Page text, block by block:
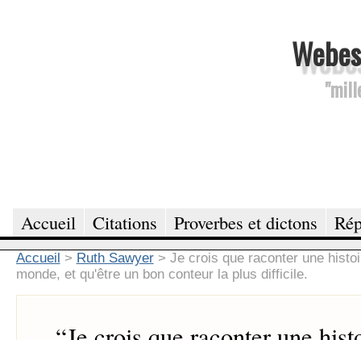
Accueil Citations Proverbes et dictons
Accueil > Ruth Sawyer > Je crois que raconter une
monde, et qu'être un bon conteur la plus difficile.